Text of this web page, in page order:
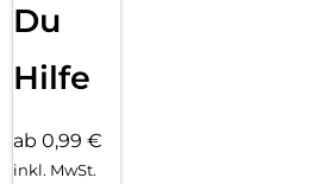
Du
Hilfe
ab 0,99 €
inkl. MwSt.